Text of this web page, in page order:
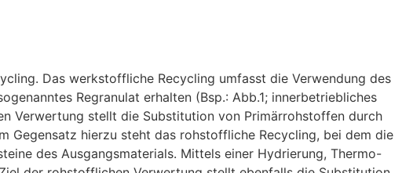
Das werkstoffliche Recycling umfasst die Verwendung des
Regranulat erhalten (Bsp.: Abb.1; innerbetriebliches
Verwertung stellt die Substitution von Primärrohstoffen durch
Gegensatz hierzu steht das rohstoffliche Recycling, bei dem die
des Ausgangsmaterials. Mittels einer Hydrierung, Thermo-